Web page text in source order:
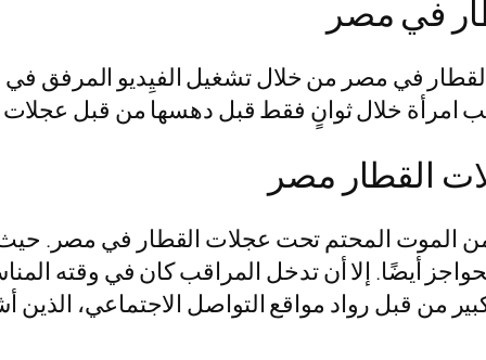
في مصر
في مصر من خلال تشغيل الفيِديو المرفق
خلال ثوانٍ فقط قبل دهسها من قبل عجلات
القطار مصر
الموت المحتم تحت عجلات القطار في مصر. حيث
أيضًا. إلا أن تدخل المراقب كان في وقته
من قبل رواد مواقع التواصل الاجتماعي، الذين